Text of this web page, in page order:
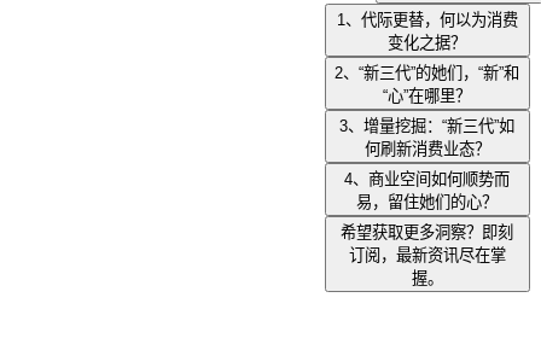
1、代际更替，何以为消费
变化之据？
2、“新三代”的她们，“新”和
“心”在哪里？
3、增量挖掘：“新三代”如
何刷新消费业态？
4、商业空间如何顺势而
易，留住她们的心？
希望获取更多洞察？即刻
订阅，最新资讯尽在掌
握。